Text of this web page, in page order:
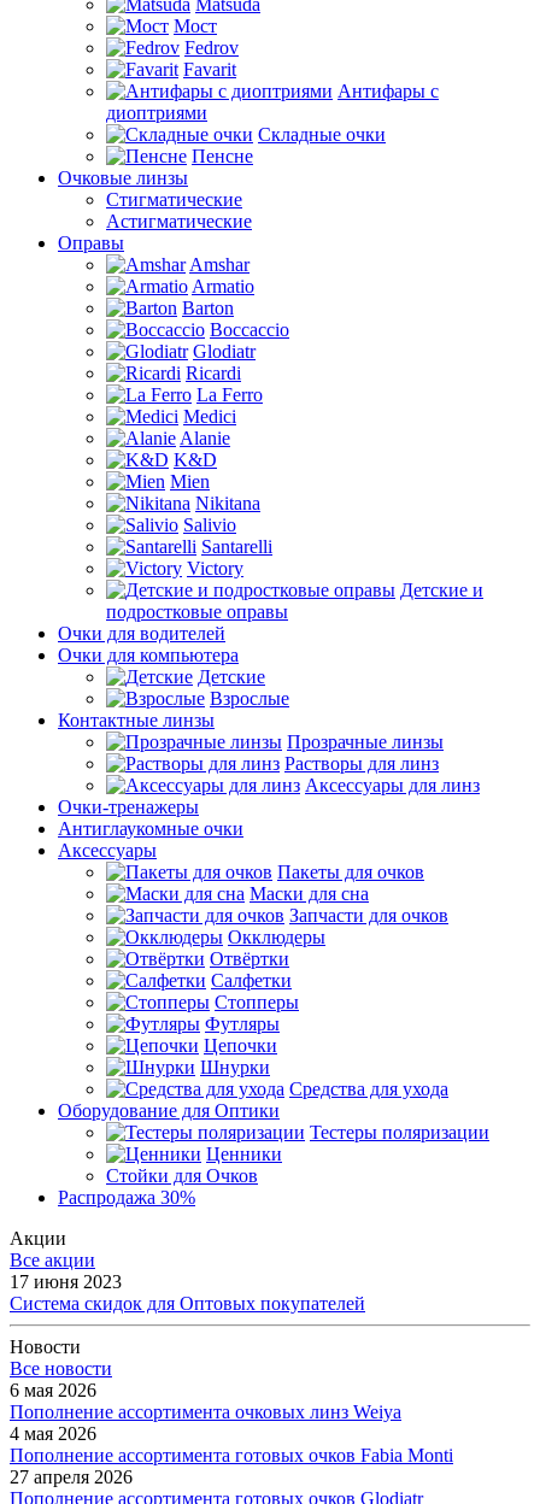
Мост
Fedrov
Favarit
Антифары с
диоптриями
Складные очки
Пенсне
Очковые линзы
Стигматические
Астигматические
Оправы
Amshar
Armatio
Barton
Boccaccio
Glodiatr
Ricardi
La Ferro
Medici
Alanie
K&D
Mien
Nikitana
Salivio
Santarelli
Victory
Детские и
подростковые оправы
Очки для водителей
Очки для компьютера
Детские
Взрослые
Контактные линзы
Прозрачные линзы
Растворы для линз
Аксессуары для линз
Очки-тренажеры
Антиглаукомные очки
Аксессуары
Пакеты для очков
Маски для сна
Запчасти для очков
Окклюдеры
Отвёртки
Салфетки
Стопперы
Футляры
Цепочки
Шнурки
Средства для ухода
Оборудование для Оптики
Тестеры поляризации
Ценники
Стойки для Очков
Распродажа 30%
Акции
Все акции
17 июня 2023
Система скидок для Оптовых покупателей
Новости
Все новости
6 мая 2026
Пополнение ассортимента очковых линз Weiya
4 мая 2026
Пополнение ассортимента готовых очков Fabia Monti
27 апреля 2026
Пополнение ассортимента готовых очков Glodiatr